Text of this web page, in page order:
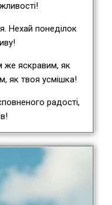
Нехай понеділок
же яскравим, як
як твоя усмішка!
радості,